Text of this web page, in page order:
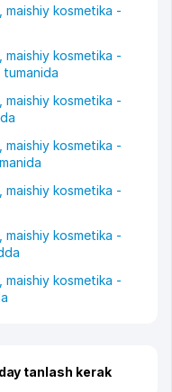
kosmetika -
kosmetika -
kosmetika -
kosmetika -
kosmetika -
kosmetika -
kosmetika -
tanlash kerak